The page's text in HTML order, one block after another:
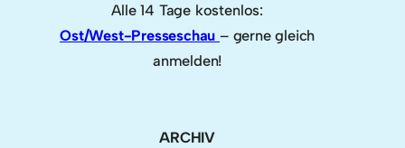
Alle 14 Tage kostenlos:
Ost/West-Presseschau – gerne gleich
anmelden!
ARCHIV